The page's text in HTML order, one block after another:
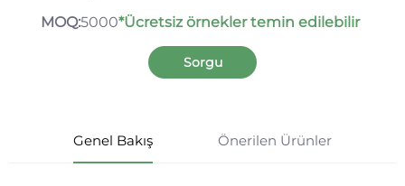
MOQ:5000*Ücretsiz örnekler temin edilebilir
Sorgu
Genel Bakış Önerilen Ürünler